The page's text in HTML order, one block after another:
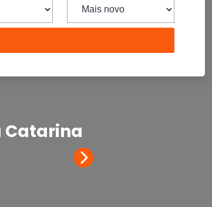
Catarina